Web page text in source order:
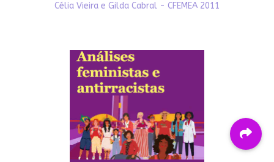
Célia Vieira e Gilda Cabral - CFEMEA 2011